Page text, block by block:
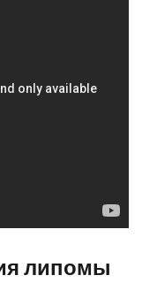
липомы